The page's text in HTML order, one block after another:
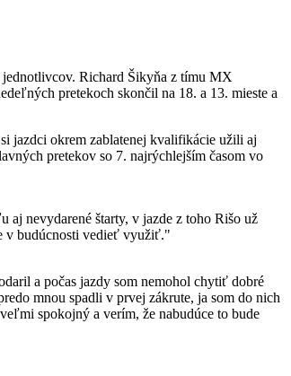
Richard Šikyňa z tímu MX
pretekoch skončil na 18. a 13. mieste a
jazdci okrem zablatenej kvalifikácie užili aj
pretekov so 7. najrýchlejším časom vo
nevydarené štarty, v jazde z toho Rišo už
v budúcnosti vedieť využiť."
a počas jazdy som nemohol chytiť dobré
mnou spadli v prvej zákrute, ja som do nich
spokojný a verím, že nabudúce to bude